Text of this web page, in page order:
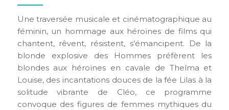
Une traversée musicale et cinématographique au
féminin, un hommage aux héroïnes de films qui
chantent, rêvent, résistent, s’émancipent. De la
blonde explosive des Hommes préfèrent les
blondes aux héroïnes en cavale de Thelma et
Louise, des incantations douces de la fée Lilas à la
solitude vibrante de Cléo, ce programme
convoque des figures de femmes mythiques du